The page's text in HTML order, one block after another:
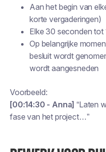
Aan het begin van
korte vergaderingen)
Elke 30 seconden tot
Op belangrijke
besluit wordt
wordt aangesneden
Voorbeeld:
[00:14:30 - Anna] “Laten
fase van het project…”